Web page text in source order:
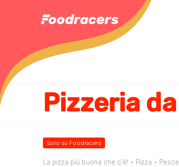
Pizzeria
Solo su Foodracers
La pizza più buona che c'è! Pizza Pesce